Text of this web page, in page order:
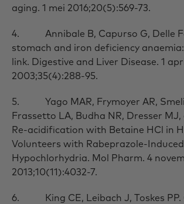
aging. 1 mei 2016;20(5):569-73.
4. Annibale B, Capurso G, Delle
stomach and iron deficiency
link. Digestive and Liver Disease. 1
2003;35(4):288-95.
5. Yago MAR, Frymoyer AR,
Frassetto LA, Budha NR, Dresser MJ,
Re-acidification with Betaine HCl in
Volunteers with Rabeprazole-Induced
Hypochlorhydria. Mol Pharm. 4
2013;10(11):4032-7.
6. King CE, Leibach J, Toskes PP.